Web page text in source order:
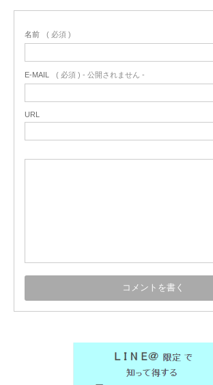
名前 ( 必須 )
E-MAIL ( 必須 ) - 公開されません -
URL